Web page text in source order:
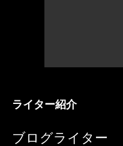
ライター紹介
ブログライター